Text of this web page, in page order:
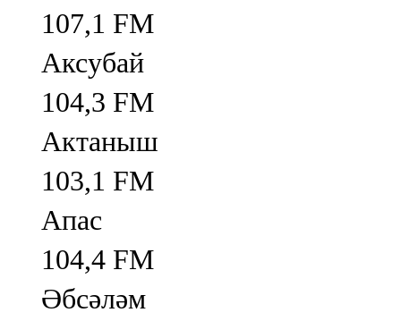
107,1 FM
Аксубай
104,3 FM
Актаныш
103,1 FM
Апас
104,4 FM
Әбсәләм